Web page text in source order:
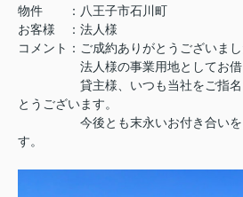
物件 ：八王子市石川町
お客様 ：法人様
コメント：ご成約ありがとうございまし
法人様の事業用地としてお借り
貸主様、いつも当社をご指名・
とうございます。
今後とも末永いお付き合いをよ
す。